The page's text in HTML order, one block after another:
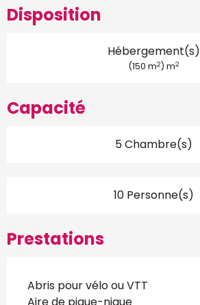
Disposition
Hébergement(s)
(150 m2) m2
Capacité
5 Chambre(s)
10 Personne(s)
Prestations
Abris pour vélo ou VTT